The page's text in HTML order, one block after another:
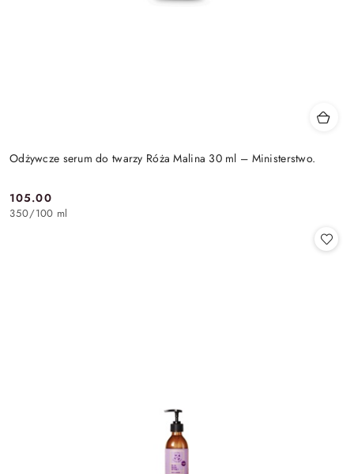
Odżywcze serum do twarzy Róża Malina 30 ml – Ministerstwo.
Cena:
105.00
350/100 ml